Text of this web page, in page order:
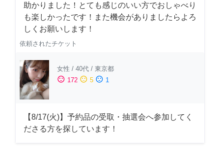
助かりました！とても感じのいい方でおしゃべり
も楽しかったです！また機会がありましたらよろ
しくお願いします！
依頼されたチケット
女性 / 40代 / 東京都
sentiment_satisfied 172 sentiment_neutral 5 sentiment_dissatisfied 1
【8/17(火)】予約品の受取・抽選会へ参加してく
ださる方を探しています！